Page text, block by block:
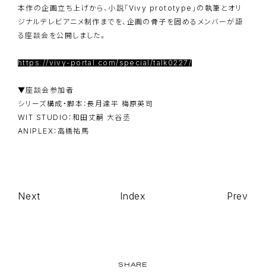
TOP
STAFF/CAST
本作の企画立ち上げから、小説「Vivy prototype」の執筆とオリ
ジナルテレビアニメ制作までを、企画の骨子を固めるメンバーが語
る座談会を公開しました。
https://vivy-portal.com/special/talk0227/
▼座談会参加者
シリーズ構成・脚本：長月達平 梅原英司
WIT STUDIO：和田丈嗣 大谷丞
ANIPLEX：高橋祐馬
Index
Next Prev
SHARE